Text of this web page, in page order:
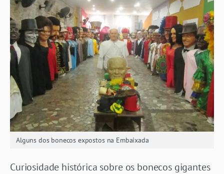
Alguns dos bonecos expostos na Embaixada
Curiosidade histórica sobre os bonecos gigantes